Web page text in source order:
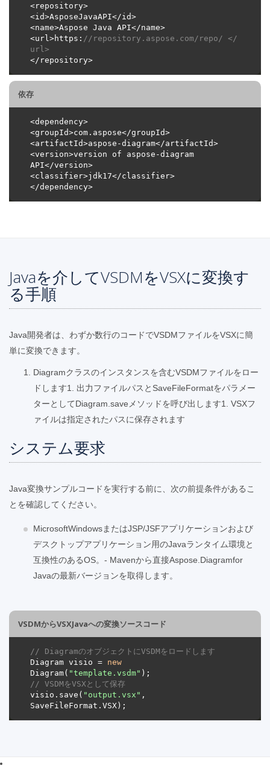
<url>https: //repository.aspose.com/repo/ </
url>
依存
<version>version of aspose-diagram
Javaを介してVSDMをVSXに変換す
る手順
Java開発者は、わずか数行のコードでVSDMファイルをVSXに簡
単に変換できます。
Diagramクラスのインスタンスを含むVSDMファイルをロー
ドします1. 出力ファイルパスとSaveFileFormatをパラメー
ターとしてDiagram.saveメソッドを呼び出します1. VSXフ
ァイルは指定されたパスに保存されます
システム要求
Java変換サンプルコードを実行する前に、次の前提条件があるこ
とを確認してください。
MicrosoftWindowsまたはJSP/JSFアプリケーションおよび
デスクトップアプリケーション用のJavaランタイム環境と
互換性のあるOS。- Mavenから直接Aspose.Diagramfor
Javaの最新バージョンを取得します。
VSDMからVSXJavaへの変換ソースコード
// DiagramのオブジェクトにVSDMをロードします
Diagram visio = new
Diagram( "template.vsdm"
// VSDMをVSXとして保存
visio.save( "output.vsx" ,